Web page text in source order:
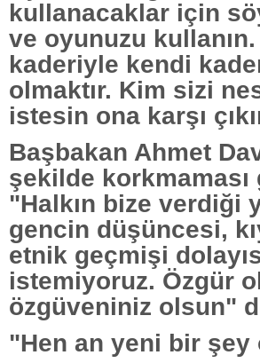
kullanacaklar için
ve oyunuzu
kaderiyle kendi
olmaktır. Kim sizi
istesin ona karşı
Başbakan Ahmet
şekilde
"Halkın bize verdiği
gencin düşüncesi,
etnik geçmişi
istemiyoruz. Özgür
özgüveniniz olsun"
"Hen an yeni bir şey